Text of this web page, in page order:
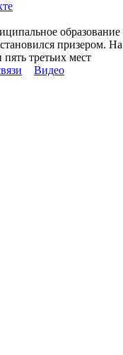
образование
призером. На
третьих мест
Видео